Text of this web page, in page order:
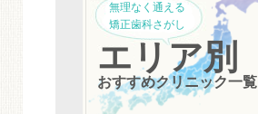
無理なく通える
矯正歯科さがし
エリア別
おすすめクリニック一覧